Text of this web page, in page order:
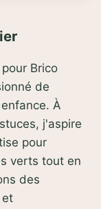
Brico
de
À
j'aspire
pour
verts tout en
des
et